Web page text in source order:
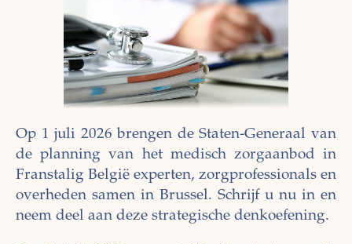
Op 1 juli 2026 brengen de Staten-Generaal van
de planning van het medisch zorgaanbod in
Franstalig België experten, zorgprofessionals en
overheden samen in Brussel. Schrijf u nu in en
neem deel aan deze strategische denkoefening.